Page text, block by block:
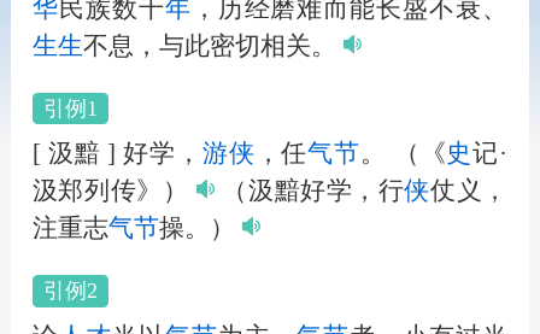
华民族数千年 ，历经磨难而能长盛不衰、
生生不息，与此密切相关。
引例1
[ 汲黯 ] 好学， 游侠 ，任气节。 （《 史记·
汲郑列传》）
（汲黯好学，行侠仗义，
注重志气节操。）
引例2